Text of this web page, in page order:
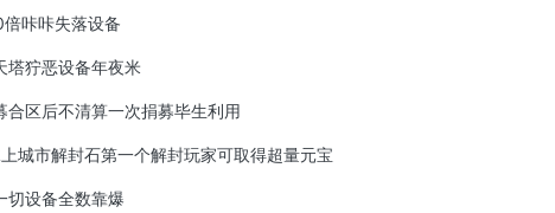
咔咔失落设备
塔狞恶设备年夜米
合区后不清算一次捐募毕生利用
城市解封石第一个解封玩家可取得超量元宝
切设备全数靠爆